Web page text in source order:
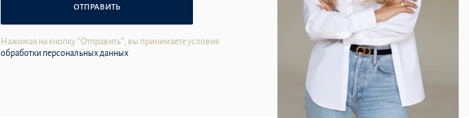
ОТПРАВИТЬ
Нажимая на кнопку “Отправить”, вы принимаете условия
обработки персональных данных